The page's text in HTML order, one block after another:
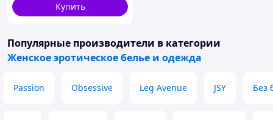
Купить
Популярные производители в категории
Женское эротическое белье и одежда
Passion Obsessive Leg Avenue JSY Без